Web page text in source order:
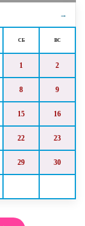
→
СБ ВС
1 2
8 9
15 16
22 23
29 30